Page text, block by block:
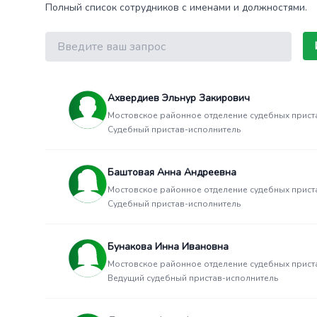
Полный список сотрудников с именами и должностями.
Поиск
Ахвердиев Эльнур Закирович
Мостовское районное отделение судебных
Судебный пристав-исполнитель
Баштовая Анна Андреевна
Мостовское районное отделение судебных
Судебный пристав-исполнитель
Бунакова Инна Ивановна
Мостовское районное отделение судебных
Ведущий судебный пристав-исполнитель